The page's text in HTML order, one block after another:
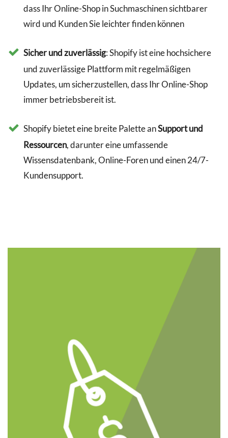
dass Ihr Online-Shop in Suchmaschinen sichtbarer
wird und Kunden Sie leichter finden können
Sicher und zuverlässig: Shopify ist eine hochsichere
und zuverlässige Plattform mit regelmäßigen
Updates, um sicherzustellen, dass Ihr Online-Shop
immer betriebsbereit ist.
Shopify bietet eine breite Palette anSupport und
Ressourcen, darunter eine umfassende
Wissensdatenbank, Online-Foren und einen 24/7-
Kundensupport.